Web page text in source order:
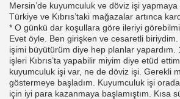
Mersin’de kuyumculuk ve döviz işi yapmaya
Türkiye ve Kıbrıs’taki mağazalar artınca
* O günkü dar koşullara göre ileriyi
Evet öyle. Ben girişken ve cesaretli biriydim.
işimi büyütürüm diye hep planlar yapardım.
işleri Kıbrıs’ta yapabilir miyim diye etüd
kuyumculuk işi var, ne de döviz işi. Gerekli
göstermeye başladım. Kuyumculuk işi
için iyi para kazanmaya başlamıştım. Kısa